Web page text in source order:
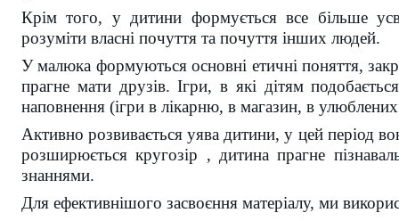
Крім того, у дитини формується все більше
розуміти власні почуття та почуття інших людей.
У малюка формуються основні етичні поняття,
прагне мати друзів. Ігри, в які дітям
наповнення (ігри в лікарню, в магазин, в улюблених
Активно розвивається уява дитини, у цей період
розширюється кругозір , дитина прагне
знаннями.
Для ефективнішого засвоєння матеріалу, ми